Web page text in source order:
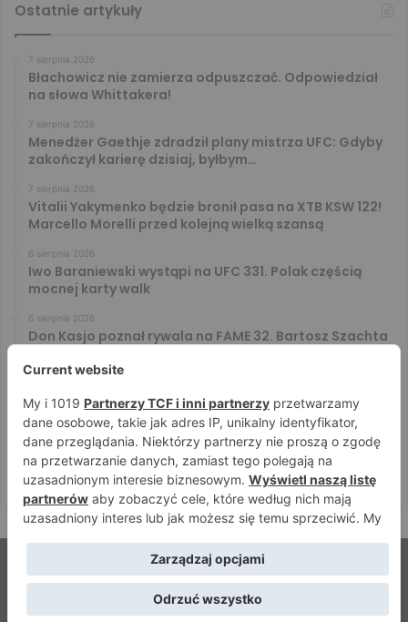
Ostatnie artykuły
7 sierpnia 2026
Błachowicz nie zamierza odpuszczać. Odpowiedział
na słowa Whittakera!
7 sierpnia 2026
Menedżer Gaethje zdradził plany mistrza UFC: Gdyby
zakończył karierę dzisiaj, byłbym…
7 sierpnia 2026
Vitalii Yakymenko będzie bronił pasa na XTB KSW 122!
Marcello Morelli przed kolejną wielką szansą
6 sierpnia 2026
Iwo Baraniewski wystąpi na UFC 331. Polak częścią
mocnej karty walk
6 sierpnia 2026
Don Kasjo poznał rywala na FAME 32. Bartosz Szachta
Niepokonany Włodarczyk zawalczy o ranking! Na XTB
KSW 122 zmierzy się z Paivą
5 sierpnia 2026
Mateusz DON DIEGO Kubiszyn o rywalu na GROMDA 26.
Kibice typują trzy nazwiska
© Strefamma.pl 2026, Wszelkie prawa zastrzeżone |
Home
Redakcja Kontakt